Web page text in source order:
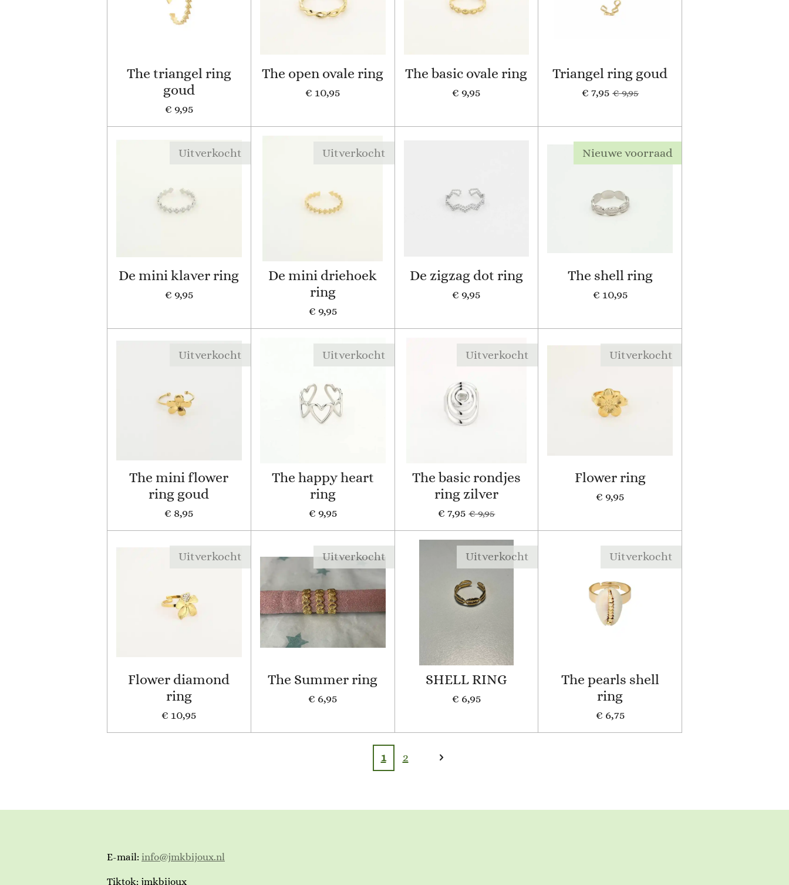
The triangel ring
goud
€ 9,95
The open ovale ring
€ 10,95
The basic ovale ring
€ 9,95
Triangel ring goud
€ 7,95 € 9,95
Uitverkocht
De mini klaver ring
€ 9,95
Uitverkocht
De mini driehoek
ring
€ 9,95
De zigzag dot ring
€ 9,95
Nieuwe voorraad
The shell ring
€ 10,95
Uitverkocht
The mini flower
ring goud
€ 8,95
Uitverkocht
The happy heart
ring
€ 9,95
Uitverkocht
The basic rondjes
ring zilver
€ 7,95 € 9,95
Uitverkocht
Flower ring
€ 9,95
Uitverkocht
Flower diamond
ring
€ 10,95
Uitverkocht
The Summer ring
€ 6,95
Uitverkocht
SHELL RING
€ 6,95
Uitverkocht
The pearls shell
ring
€ 6,75
1 2
E-mail: info@jmkbijoux.nl
Tiktok: jmkbijoux